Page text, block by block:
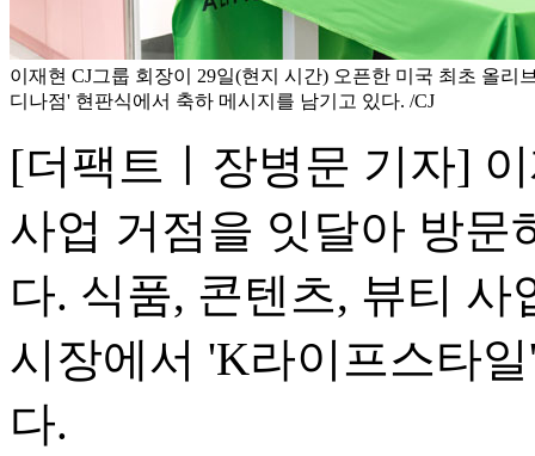
이재현 CJ그룹 회장이 29일(현지 시간) 오픈한 미국 최초 올리
디나점' 현판식에서 축하 메시지를 남기고 있다. /CJ
[더팩트ㅣ장병문 기자]
사업 거점을 잇달아 방문
다. 식품, 콘텐츠, 뷰티
시장에서 'K라이프스타
다.